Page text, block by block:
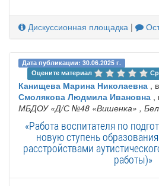
Дискуссионная площадка |
Дата публикации: 30.06.2025 г.
Оцените материал
Канищева Марина Николаевна ,
Смолякова Людмила Ивановна ,
МБДОУ «Д/С №48 «Вишенка» ,
«Работа воспитателя по
новую ступень
расстройствами
работы)»